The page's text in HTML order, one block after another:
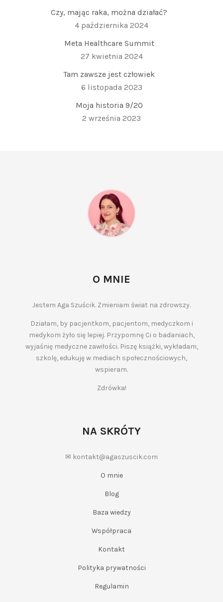
Czy, mając raka, można działać?
4 października 2024
Meta Healthcare Summit
27 kwietnia 2024
Tam zawsze jest człowiek
6 listopada 2023
Moja historia 9/20
2 września 2023
O MNIE
Jestem Aga Szuścik. Zmieniam świat na zdrowszy.
Działam, by pacjentkom, pacjentom, medyczkom i
medykom żyło się lepiej. Przypomnę Ci o badaniach,
wyjaśnię medyczne zawiłości. Piszę książki, wykładam,
szkolę, edukuję w mediach społecznościowych,
wspieram.
Zdrówka!
NA SKRÓTY
✉ kontakt@agaszuscik.com
O mnie
Blog
Baza wiedzy
Współpraca
Kontakt
Polityka prywatności
Regulamin